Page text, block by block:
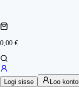
0,00 €
Logi sisse Loo konto